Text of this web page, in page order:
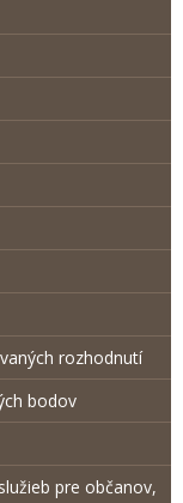
rozhodnutí
bodov
pre občanov,